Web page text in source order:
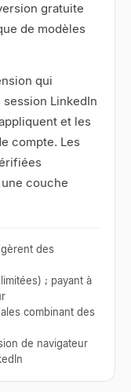
gratuite
de modèles
qui
LinkedIn
et les
compte. Les
couche
gèrent des
; payant à
combinant des
de navigateur